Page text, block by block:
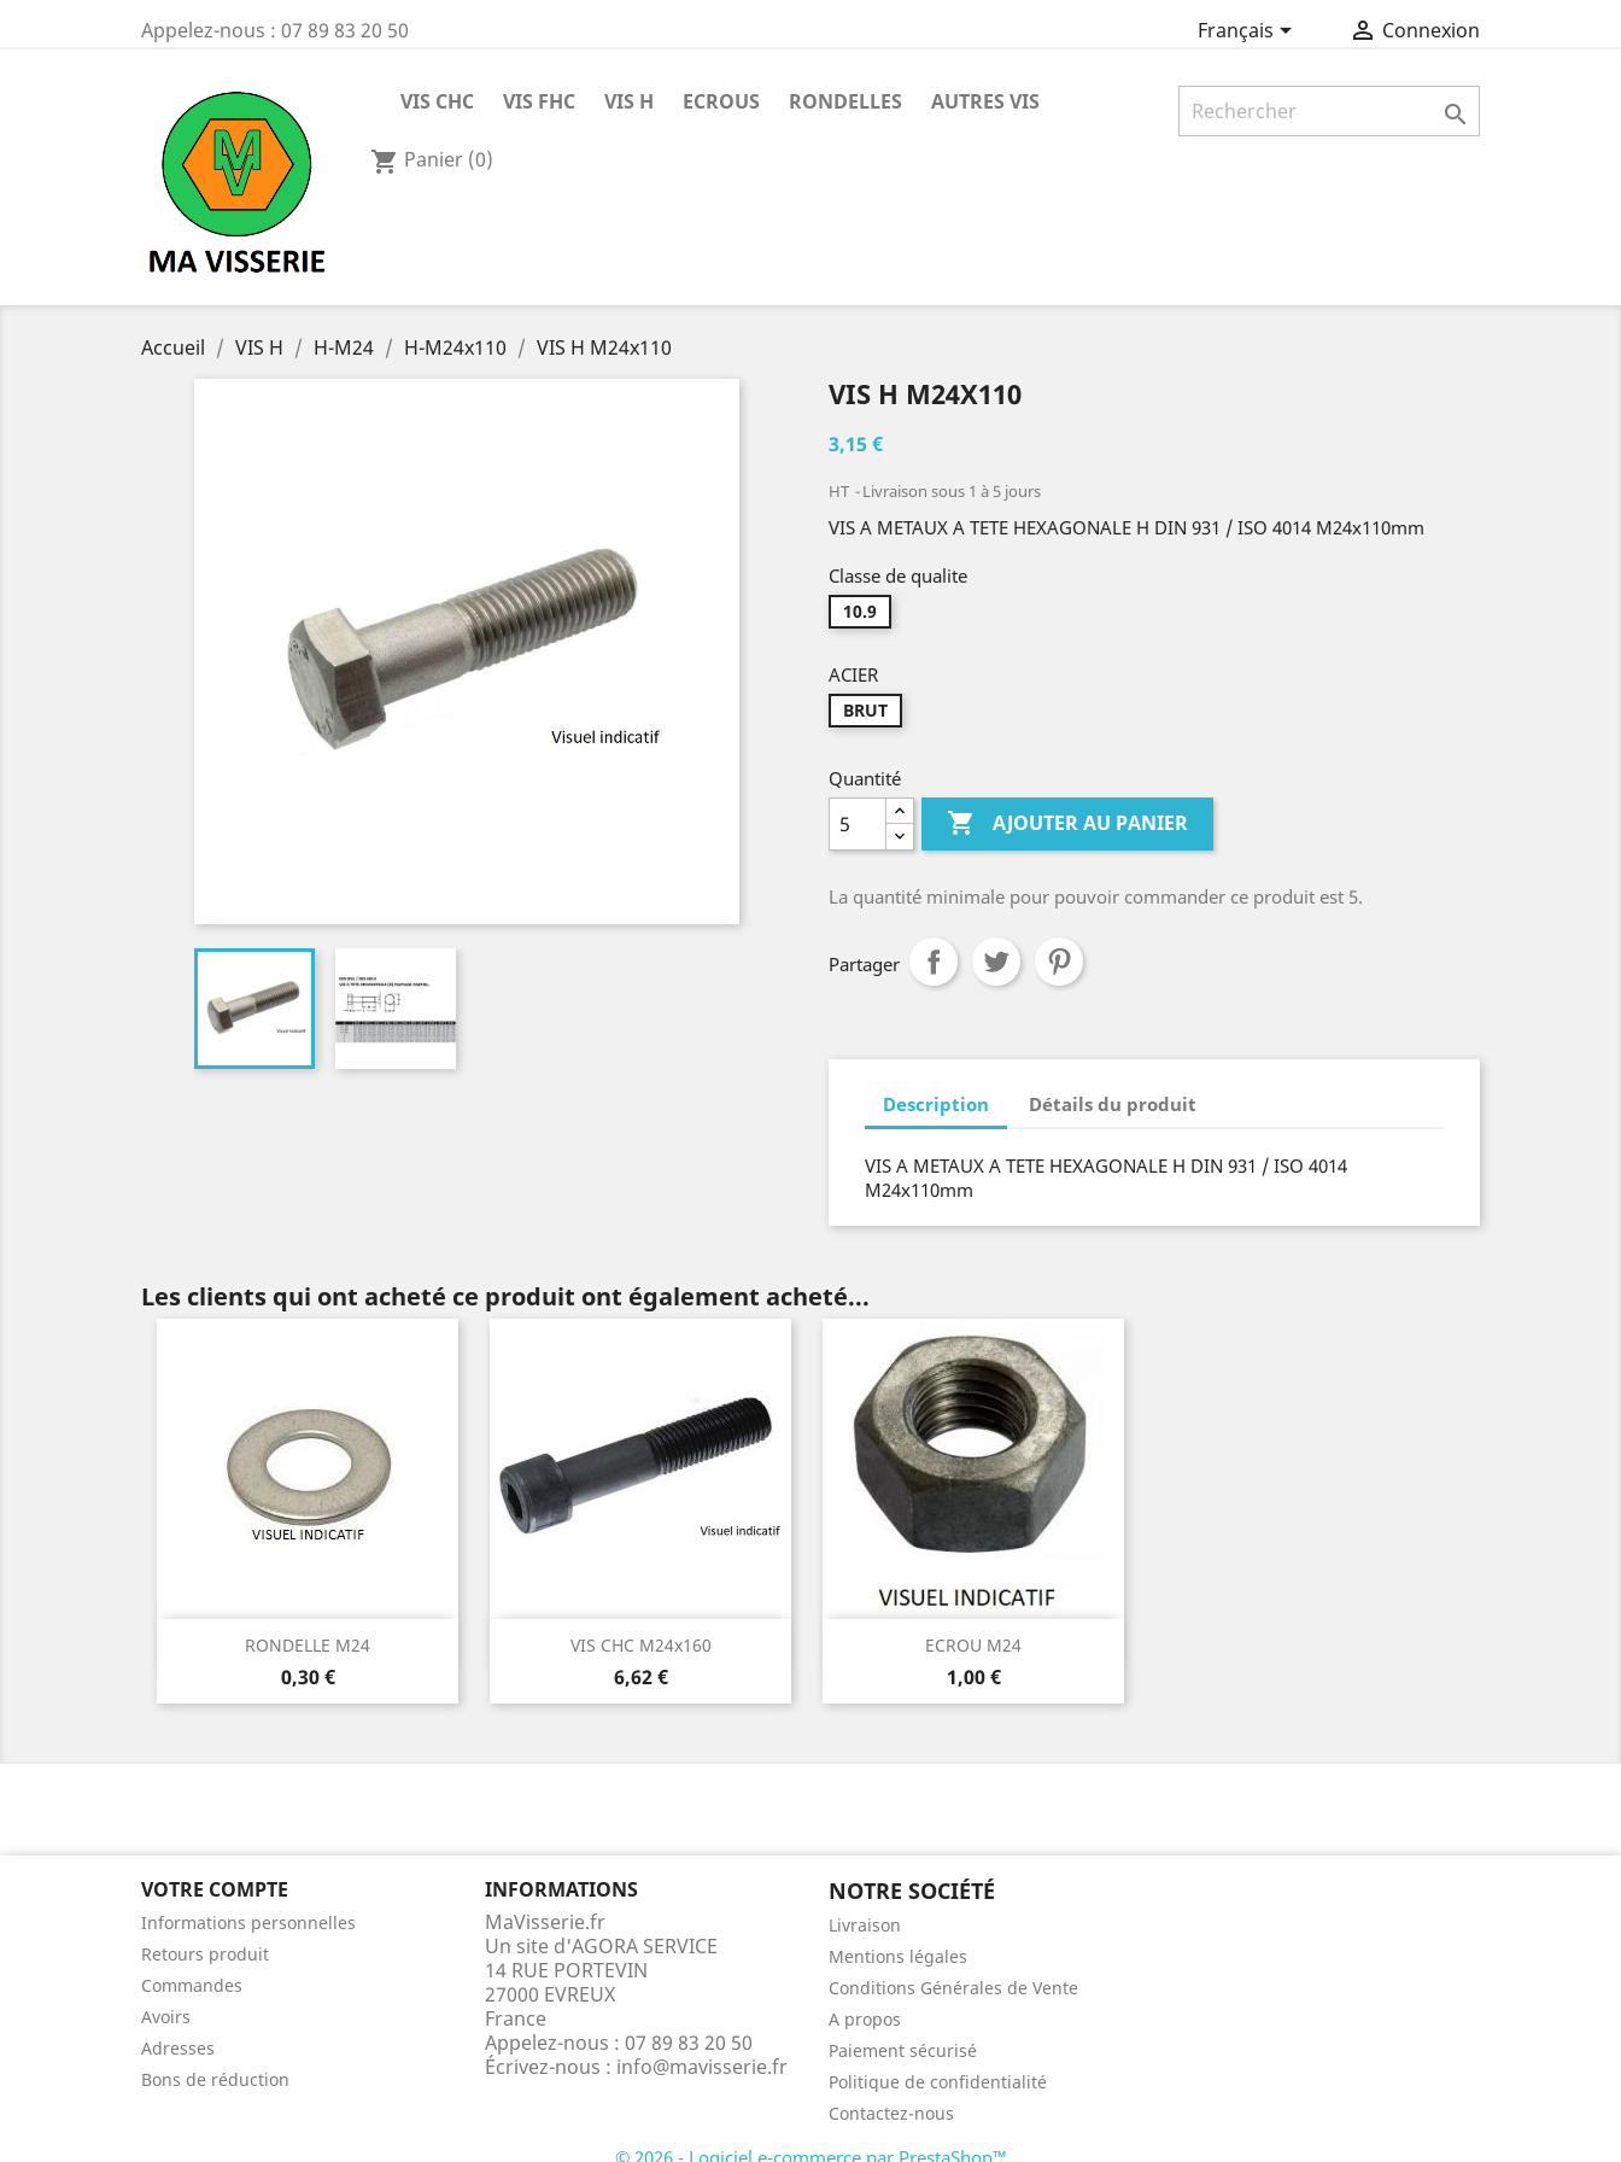
Appelez-nous : 07 89 83 20 50 Français  Connexion
VIS CHC VIS FHC VIS H ECROUS RONDELLES AUTRES VIS

shopping_cart Panier (0)
Accueil VIS H H-M24 H-M24x110 VIS H M24x110
VIS H M24X110
3,15 €
HT Livraison sous 1 à 5 jours
VIS A METAUX A TETE HEXAGONALE H DIN 931 / ISO 4014 M24x110mm
Classe de qualite
10.9
ACIER
BRUT
Quantité
 AJOUTER AU PANIER
La quantité minimale pour pouvoir commander ce produit est 5.
Partager
Description Détails du produit
VIS A METAUX A TETE HEXAGONALE H DIN 931 / ISO 4014
M24x110mm
Les clients qui ont acheté ce produit ont également acheté...
RONDELLE M24
Prix
0,30 €
Aperçu rapide VIS CHC M24x160
Prix
6,62 €
Aperçu rapide ECROU M24
Prix
1,00 €
Aperçu rapide
VOTRE COMPTE
Informations personnelles
Retours produit
Commandes
Avoirs
Adresses
Bons de réduction
INFORMATIONS
MaVisserie.fr
Un site d'AGORA SERVICE
14 RUE PORTEVIN
27000 EVREUX
France
Appelez-nous : 07 89 83 20 50
Écrivez-nous : info@mavisserie.fr
NOTRE SOCIÉTÉ
Livraison
Mentions légales
Conditions Générales de Vente
A propos
Paiement sécurisé
Politique de confidentialité
Contactez-nous
© 2026 - Logiciel e-commerce par PrestaShop™